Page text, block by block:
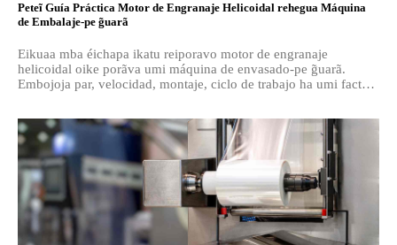
Peteĩ Guía Práctica Motor de Engranaje Helicoidal rehegua Máquina
de Embalaje-pe g̃uarã
Eikuaa mba éichapa ikatu reiporavo motor de engranaje
helicoidal oike porãva umi máquina de envasado-pe g̃uarã.
Embojoja par, velocidad, montaje, ciclo de trabajo ha umi factor